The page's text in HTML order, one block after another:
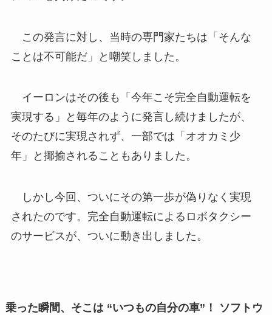
この発言に対し、当時の専門家たちは「そんな
ことは不可能だ」と嘲笑しました。
イーロンはその後も「今年こそ完全自動運転を
実現する」と毎年のように発言し続けましたが、
そのたびに実現されず、一部では「オオカミ少
年」と揶揄されることもありました。
しかし今回、ついにその第一歩が偽りなく実現
されたのです。完全自動運転によるロボタクシー
のサービスが、ついに動き出しました。
乗った瞬間、そこは “いつもの自分の車”！ ソフトウ